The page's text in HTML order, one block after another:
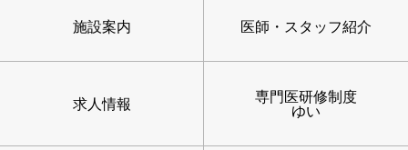
施設案内 医師・スタッフ紹介
求人情報 専門医研修制度
ゆい